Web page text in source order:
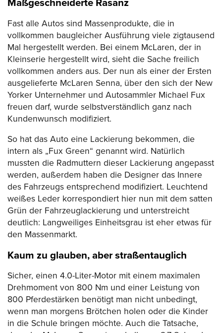
Maßgeschneiderte Rasanz
Fast alle Autos sind Massenprodukte, die in
vollkommen baugleicher Ausführung viele zigtausend
Mal hergestellt werden. Bei einem McLaren, der in
Kleinserie hergestellt wird, sieht die Sache freilich
vollkommen anders aus. Der nun als einer der Ersten
ausgelieferte McLaren Senna, über den sich der New
Yorker Unternehmer und Autosammler Michael Fux
freuen darf, wurde selbstverständlich ganz nach
Kundenwunsch modifiziert.
So hat das Auto eine Lackierung bekommen, die
intern als „Fux Green“ genannt wird. Natürlich
mussten die Radmuttern dieser Lackierung angepasst
werden, außerdem haben die Designer das Innere
des Fahrzeugs entsprechend modifiziert. Leuchtend
weißes Leder korrespondiert hier nun mit dem satten
Grün der Fahrzeuglackierung und unterstreicht
deutlich: Langweiliges Einheitsgrau ist eher etwas für
den Massenmarkt.
Kaum zu glauben, aber straßentauglich
Sicher, einen 4.0-Liter-Motor mit einem maximalen
Drehmoment von 800 Nm und einer Leistung von
800 Pferdestärken benötigt man nicht unbedingt,
wenn man morgens Brötchen holen oder die Kinder
in die Schule bringen möchte. Auch die Tatsache,